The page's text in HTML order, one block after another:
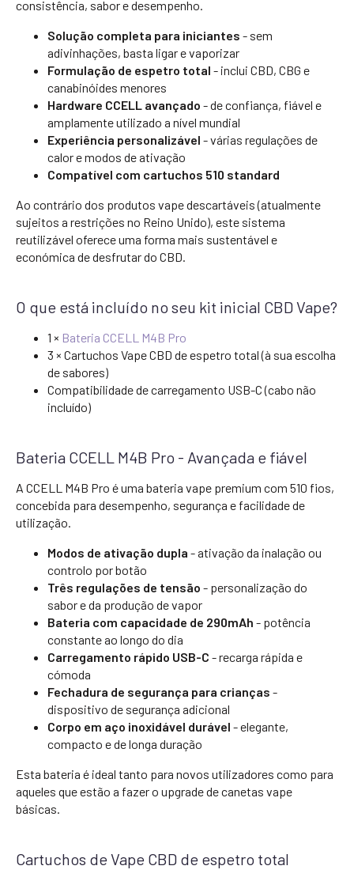
consistência, sabor e desempenho.
Solução completa para iniciantes - sem
adivinhações, basta ligar e vaporizar
Formulação de espetro total - inclui CBD, CBG e
canabinóides menores
Hardware CCELL avançado - de confiança, fiável e
amplamente utilizado a nível mundial
Experiência personalizável - várias regulações de
calor e modos de ativação
Compatível com cartuchos 510 standard
Ao contrário dos produtos vape descartáveis (atualmente
sujeitos a restrições no Reino Unido), este sistema
reutilizável oferece uma forma mais sustentável e
económica de desfrutar do CBD.
O que está incluído no seu kit inicial CBD Vape?
1 × Bateria CCELL M4B Pro
3 × Cartuchos Vape CBD de espetro total (à sua escolha
de sabores)
Compatibilidade de carregamento USB-C (cabo não
incluído)
Bateria CCELL M4B Pro - Avançada e fiável
A CCELL M4B Pro é uma bateria vape premium com 510 fios,
concebida para desempenho, segurança e facilidade de
utilização.
Modos de ativação dupla - ativação da inalação ou
controlo por botão
Três regulações de tensão - personalização do
sabor e da produção de vapor
Bateria com capacidade de 290mAh - potência
constante ao longo do dia
Carregamento rápido USB-C - recarga rápida e
cómoda
Fechadura de segurança para crianças -
dispositivo de segurança adicional
Corpo em aço inoxidável durável - elegante,
compacto e de longa duração
Esta bateria é ideal tanto para novos utilizadores como para
aqueles que estão a fazer o upgrade de canetas vape
básicas.
Cartuchos de Vape CBD de espetro total